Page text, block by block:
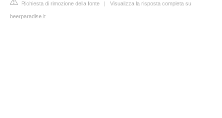
Richiesta di rimozione della fonte | Visualizza la risposta completa su
beerparadise.it